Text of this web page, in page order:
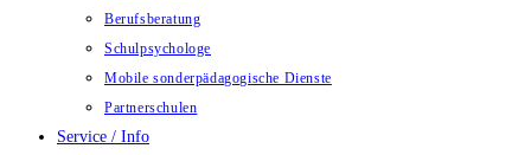
Berufsberatung
Schulpsychologe
Mobile sonderpädagogische Dienste
Partnerschulen
Service / Info